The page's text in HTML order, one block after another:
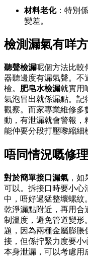
材料老化：特別
變差。
檢測漏氣有咩
聽聲檢漏呢個方法比較
器聽邊度有漏氣聲。不
檢。 肥皂水檢漏就實用
氣泡冒出就係漏點。記
觀察。而家專業維修多
動，有泄漏就會警報，
能仲要分段打壓嚟縮細
唔同情況嘅修
對於簡單接口漏氣 ，
可以。拆接口時要小心
中，唔好過猛整壞螺紋。
乾淨漏點附近，再用合
制溫度，避免管道變形
題，因為兩種金屬膨
接，但係拧緊力度要小
本身泄漏，可以考慮用